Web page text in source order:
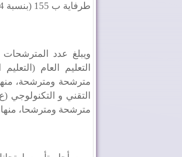
طرفاية ب 155 (بنسبة 2,54 في المائة).
ويبلغ عدد المترشحات
مترشحة ومترشحا، منها 150 من المترشحات الإناث.